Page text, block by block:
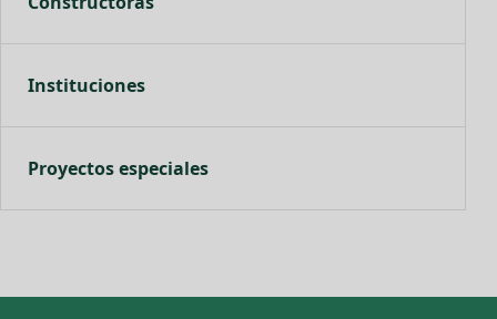
Instituciones
Proyectos especiales